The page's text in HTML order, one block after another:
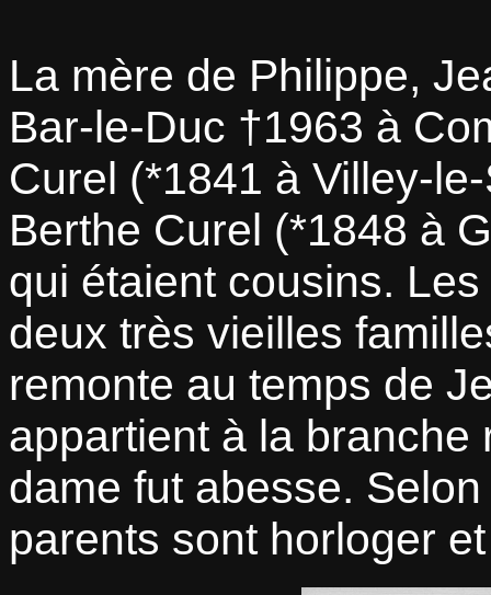
La mère de Philippe,
Bar-le-Duc †1963 à
Curel (*1841 à Villey-
Berthe Curel (*1848 à
qui étaient cousins.
deux très vieilles
remonte au temps de
appartient à la
dame fut abesse.
parents sont horloger